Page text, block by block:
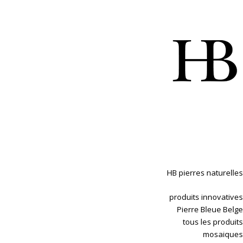
HB pierres naturelles
produits innovatives
Pierre Bleue Belge
tous les produits
mosaiques